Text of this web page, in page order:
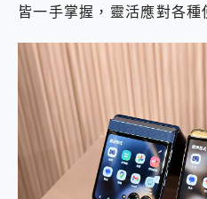
皆一手掌握，靈活應對各種